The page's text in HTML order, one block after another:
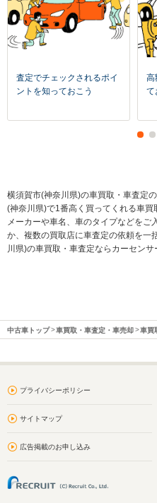
査定でチェックされるポイ
ントを知っておこう
高
て
横須賀市(神奈川県)の車買取・車査定
(神奈川県)で1番高く買ってくれる車買
メーカーや車名、車のタイプなどをご
か、複数の買取店に車査定の依頼を一
川県)の車買取・車査定ならカーセンサ
中古車トップ 車買取・車査定・車売却 車買
プライバシーポリシー
サイトマップ
広告掲載のお申し込み